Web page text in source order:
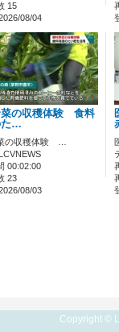
15
08/04
菜の収穫体験 食料
た…
の収穫体験 …
00:02:00
23
08/03
Copyright ©